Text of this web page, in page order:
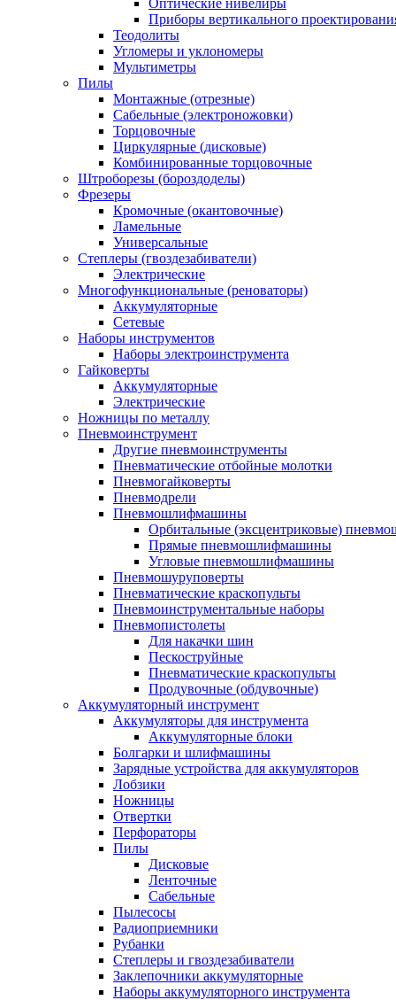
Оптические нивелиры
Приборы вертикального
Теодолиты
Угломеры и уклономеры
Мультиметры
Пилы
Монтажные (отрезные)
Сабельные (электроножовки)
Торцовочные
Циркулярные (дисковые)
Комбинированные торцовочные
Штроборезы (бороздоделы)
Фрезеры
Кромочные (окантовочные)
Ламельные
Универсальные
Степлеры (гвоздезабиватели)
Электрические
Многофункциональные (реноваторы)
Аккумуляторные
Сетевые
Наборы инструментов
Наборы электроинструмента
Гайковерты
Аккумуляторные
Электрические
Ножницы по металлу
Пневмоинструмент
Другие пневмоинструменты
Пневматические отбойные молотки
Пневмогайковерты
Пневмодрели
Пневмошлифмашины
Орбитальные (эксцентриковые)
Прямые пневмошлифмашины
Угловые пневмошлифмашины
Пневмошуруповерты
Пневматические краскопульты
Пневмоинструментальные наборы
Пневмопистолеты
Для накачки шин
Пескоструйные
Пневматические краскопульты
Продувочные (обдувочные)
Аккумуляторный инструмент
Аккумуляторы для инструмента
Аккумуляторные блоки
Болгарки и шлифмашины
Зарядные устройства для аккумуляторов
Лобзики
Ножницы
Отвертки
Перфораторы
Пилы
Дисковые
Ленточные
Сабельные
Пылесосы
Радиоприемники
Рубанки
Степлеры и гвоздезабиватели
Заклепочники аккумуляторные
Наборы аккумуляторного инструмента